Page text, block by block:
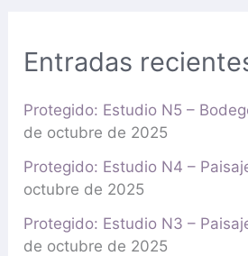
Entradas
Protegido: Estudio N5 –
de octubre de 2025
Protegido: Estudio N4 –
octubre de 2025
Protegido: Estudio N3 –
de octubre de 2025